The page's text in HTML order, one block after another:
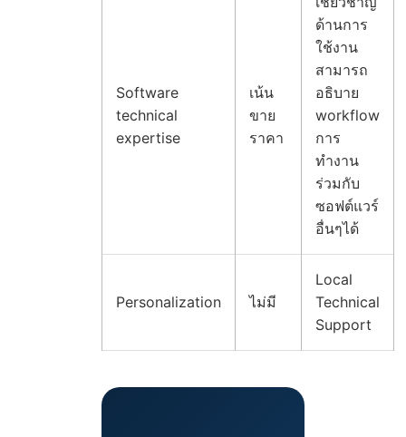
Software
technical
expertise
เน้น
ขาย
ราคา
ด้านการ
ใช้งาน
สามารถ
อธิบาย
workflow
การ
ทำงาน
ร่วมกับ
ซอฟต์แวร์
อื่นๆได้
Personalization ไม่มี
Local
Technical
Support